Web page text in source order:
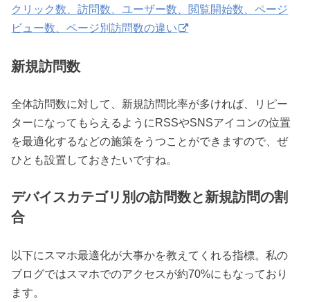
クリック数、訪問数、ユーザー数、閲覧開始数、ページ
ビュー数、ページ別訪問数の違い
新規訪問数
全体訪問数に対して、新規訪問比率が多ければ、リピー
ターになってもらえるようにRSSやSNSアイコンの位置
を最適化するなどの施策をうつことができますので、ぜ
ひとも設置しておきたいですね。
デバイスカテゴリ別の訪問数と新規訪問の割
合
以下にスマホ最適化が大事かを教えてくれる指標。私の
ブログではスマホでのアクセスが約70%にもなっており
ます。